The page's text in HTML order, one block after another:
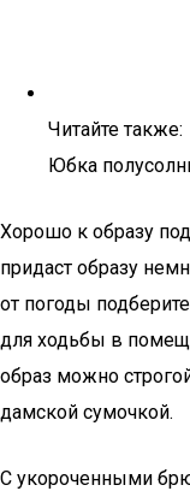
Читайте также:
Юбка
Хорошо к образу
придаст образу
от погоды
для ходьбы в
образ можно
дамской сумочкой.
С укороченными